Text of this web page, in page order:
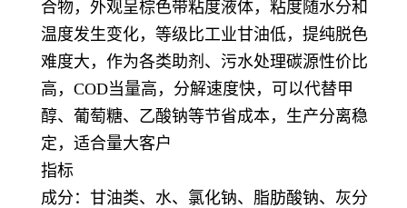
合物，外观呈棕色带粘度液体，粘度随水分和
温度发生变化，等级比工业甘油低，提纯脱色
难度大，作为各类助剂、污水处理碳源性价比
高，COD当量高，分解速度快，可以代替甲
醇、葡萄糖、乙酸钠等节省成本，生产分离稳
定，适合量大客户
指标
成分：甘油类、水、氯化钠、脂肪酸钠、灰分